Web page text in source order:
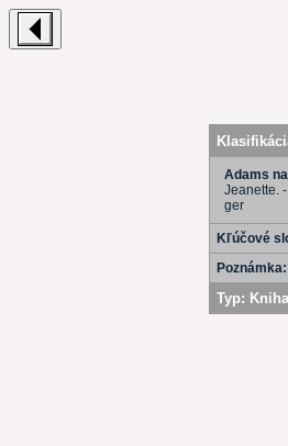
Adams
Jeanette.
ger
Kľúčové
Poznámka:
Typ: